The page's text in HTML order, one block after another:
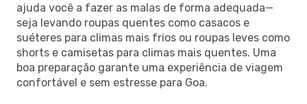
ajuda você a fazer as malas de forma adequada—
seja levando roupas quentes como casacos e
suéteres para climas mais frios ou roupas leves como
shorts e camisetas para climas mais quentes. Uma
boa preparação garante uma experiência de viagem
confortável e sem estresse para Goa.